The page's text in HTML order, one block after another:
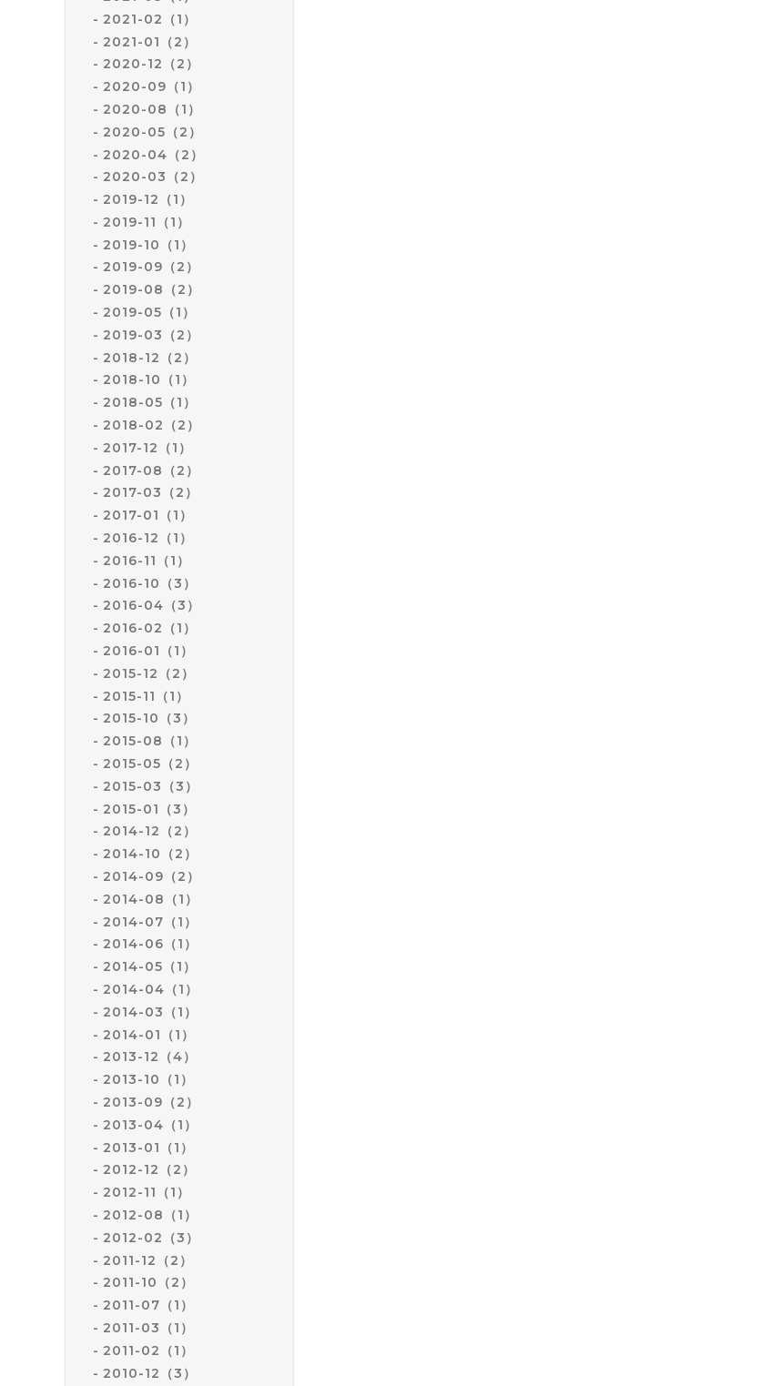
2021-02（1）
2021-01（2）
2020-12（2）
2020-09（1）
2020-08（1）
2020-05（2）
2020-04（2）
2020-03（2）
2019-12（1）
2019-11（1）
2019-10（1）
2019-09（2）
2019-08（2）
2019-05（1）
2019-03（2）
2018-12（2）
2018-10（1）
2018-05（1）
2018-02（2）
2017-12（1）
2017-08（2）
2017-03（2）
2017-01（1）
2016-12（1）
2016-11（1）
2016-10（3）
2016-04（3）
2016-02（1）
2016-01（1）
2015-12（2）
2015-11（1）
2015-10（3）
2015-08（1）
2015-05（2）
2015-03（3）
2015-01（3）
2014-12（2）
2014-10（2）
2014-09（2）
2014-08（1）
2014-07（1）
2014-06（1）
2014-05（1）
2014-04（1）
2014-03（1）
2014-01（1）
2013-12（4）
2013-10（1）
2013-09（2）
2013-04（1）
2013-01（1）
2012-12（2）
2012-11（1）
2012-08（1）
2012-02（3）
2011-12（2）
2011-10（2）
2011-07（1）
2011-03（1）
2011-02（1）
2010-12（3）